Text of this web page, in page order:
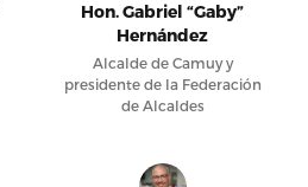
Hon. Gabriel “Gaby”
Hernández
Alcalde de Camuy y
presidente de la Federación
de Alcaldes